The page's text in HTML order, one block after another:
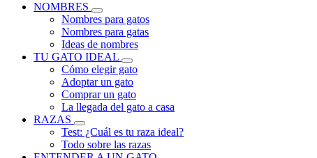
NOMBRES
Nombres para gatos
Nombres para gatas
Ideas de nombres
TU GATO IDEAL
Cómo elegir gato
Adoptar un gato
Comprar un gato
La llegada del gato a casa
RAZAS
Test: ¿Cuál es tu raza ideal?
Todo sobre las razas